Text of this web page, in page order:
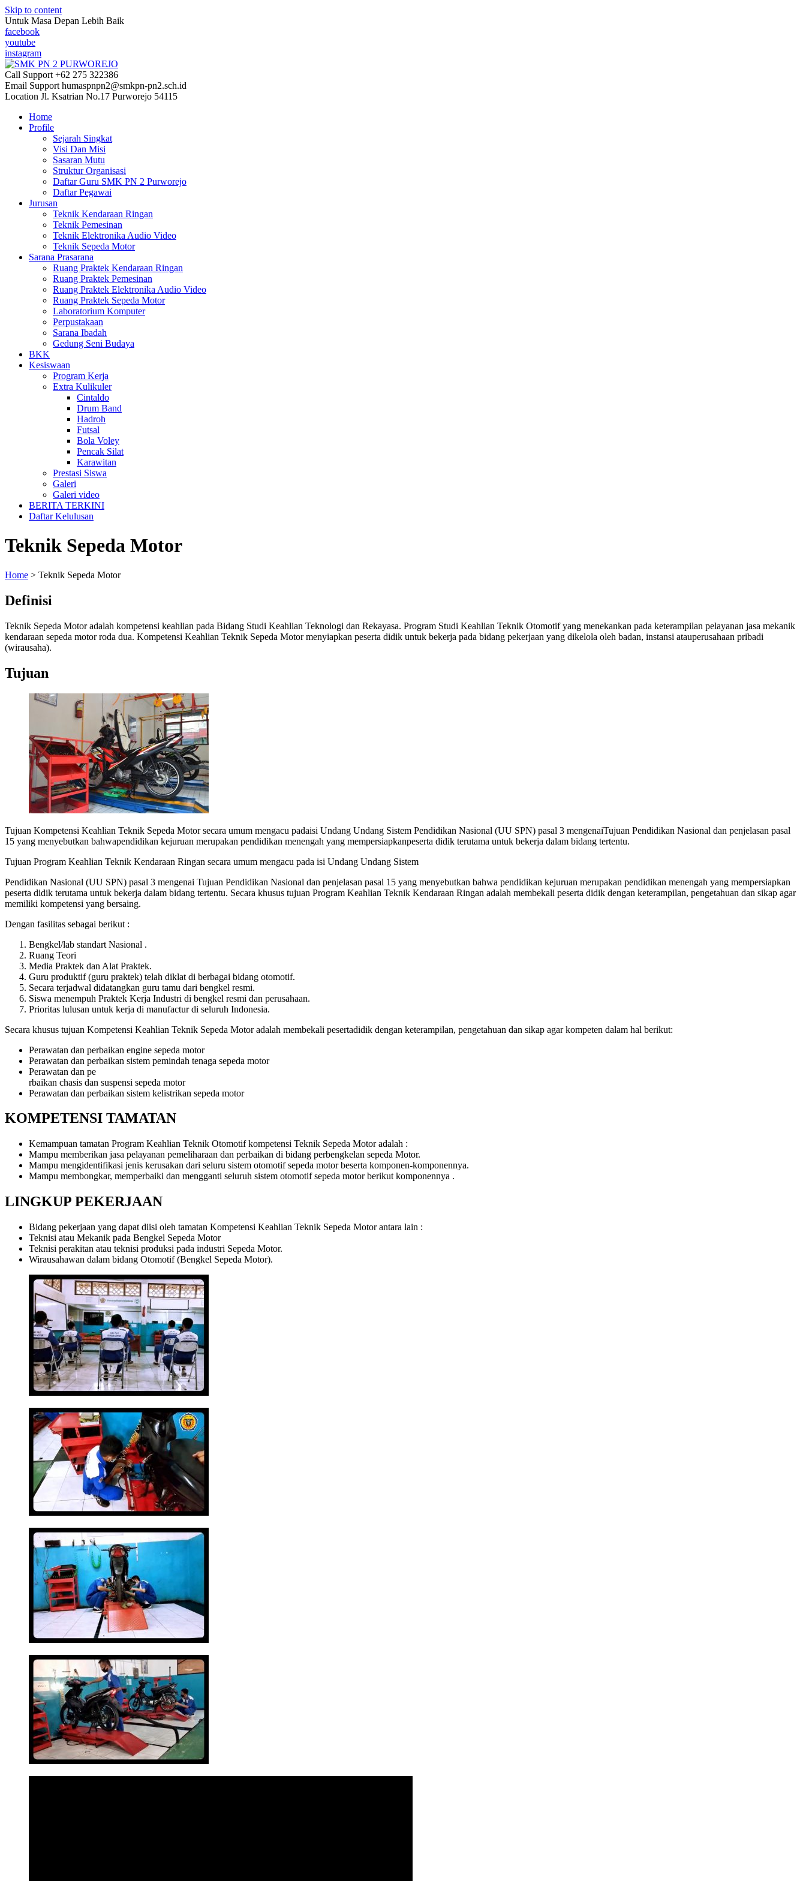
Skip to content
Untuk Masa Depan Lebih Baik
facebook
youtube
instagram
Call Support +62 275 322386
Email Support humaspnpn2@smkpn-pn2.sch.id
Location Jl. Ksatrian No.17 Purworejo 54115
Home
Profile
Sejarah Singkat
Visi Dan Misi
Sasaran Mutu
Struktur Organisasi
Daftar Guru SMK PN 2 Purworejo
Daftar Pegawai
Jurusan
Teknik Kendaraan Ringan
Teknik Pemesinan
Teknik Elektronika Audio Video
Teknik Sepeda Motor
Sarana Prasarana
Ruang Praktek Kendaraan Ringan
Ruang Praktek Pemesinan
Ruang Praktek Elektronika Audio Video
Ruang Praktek Sepeda Motor
Laboratorium Komputer
Perpustakaan
Sarana Ibadah
Gedung Seni Budaya
BKK
Kesiswaan
Program Kerja
Extra Kulikuler
Cintaldo
Drum Band
Hadroh
Futsal
Bola Voley
Pencak Silat
Karawitan
Prestasi Siswa
Galeri
Galeri video
BERITA TERKINI
Daftar Kelulusan
Teknik Sepeda Motor
Home > Teknik Sepeda Motor
Definisi
Teknik Sepeda Motor adalah kompetensi keahlian pada Bidang Studi Keahlian Teknologi dan Rekayasa. Program Studi Keahlian Teknik Otomotif yang menekankan pada keterampilan pelayanan jasa mekanik
kendaraan sepeda motor roda dua. Kompetensi Keahlian Teknik Sepeda Motor menyiapkan peserta didik untuk bekerja pada bidang pekerjaan yang dikelola oleh badan, instansi atauperusahaan pribadi
(wirausaha).
Tujuan
Tujuan Kompetensi Keahlian Teknik Sepeda Motor secara umum mengacu padaisi Undang Undang Sistem Pendidikan Nasional (UU SPN) pasal 3 mengenaiTujuan Pendidikan Nasional dan penjelasan pasal
15 yang menyebutkan bahwapendidikan kejuruan merupakan pendidikan menengah yang mempersiapkanpeserta didik terutama untuk bekerja dalam bidang tertentu.
Tujuan Program Keahlian Teknik Kendaraan Ringan secara umum mengacu pada isi Undang Undang Sistem
Pendidikan Nasional (UU SPN) pasal 3 mengenai Tujuan Pendidikan Nasional dan penjelasan pasal 15 yang menyebutkan bahwa pendidikan kejuruan merupakan pendidikan menengah yang mempersiapkan
peserta didik terutama untuk bekerja dalam bidang tertentu. Secara khusus tujuan Program Keahlian Teknik Kendaraan Ringan adalah membekali peserta didik dengan keterampilan, pengetahuan dan sikap agar
memiliki kompetensi yang bersaing.
Dengan fasilitas sebagai berikut :
Bengkel/lab standart Nasional .
Ruang Teori
Media Praktek dan Alat Praktek.
Guru produktif (guru praktek) telah diklat di berbagai bidang otomotif.
Secara terjadwal didatangkan guru tamu dari bengkel resmi.
Siswa menempuh Praktek Kerja Industri di bengkel resmi dan perusahaan.
Prioritas lulusan untuk kerja di manufactur di seluruh Indonesia.
Secara khusus tujuan Kompetensi Keahlian Teknik Sepeda Motor adalah membekali pesertadidik dengan keterampilan, pengetahuan dan sikap agar kompeten dalam hal berikut:
Perawatan dan perbaikan engine sepeda motor
Perawatan dan perbaikan sistem pemindah tenaga sepeda motor
Perawatan dan pe
rbaikan chasis dan suspensi sepeda motor
Perawatan dan perbaikan sistem kelistrikan sepeda motor
KOMPETENSI TAMATAN
Kemampuan tamatan Program Keahlian Teknik Otomotif kompetensi Teknik Sepeda Motor adalah :
Mampu memberikan jasa pelayanan pemeliharaan dan perbaikan di bidang perbengkelan sepeda Motor.
Mampu mengidentifikasi jenis kerusakan dari seluru sistem otomotif sepeda motor beserta komponen-komponennya.
Mampu membongkar, memperbaiki dan mengganti seluruh sistem otomotif sepeda motor berikut komponennya .
LINGKUP PEKERJAAN
Bidang pekerjaan yang dapat diisi oleh tamatan Kompetensi Keahlian Teknik Sepeda Motor antara lain :
Teknisi atau Mekanik pada Bengkel Sepeda Motor
Teknisi perakitan atau teknisi produksi pada industri Sepeda Motor.
Wirausahawan dalam bidang Otomotif (Bengkel Sepeda Motor).